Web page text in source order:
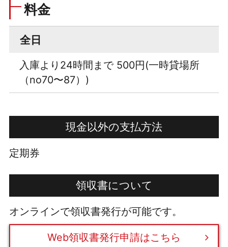
料金
全日
入庫より24時間まで 500円(一時貸場所
（no70〜87）)
現金以外の支払方法
定期券
領収書について
オンラインで領収書発行が可能です。
Web領収書発行申請はこちら